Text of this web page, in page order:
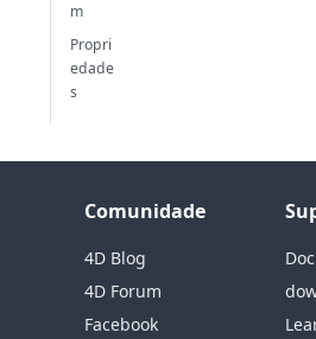
m
Propri
edade
s
Comunidade
4D Blog
4D Forum
Facebook